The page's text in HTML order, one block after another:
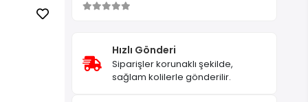
Hızlı Gönderi
Siparişler korunaklı şekilde,
sağlam kolilerle gönderilir.